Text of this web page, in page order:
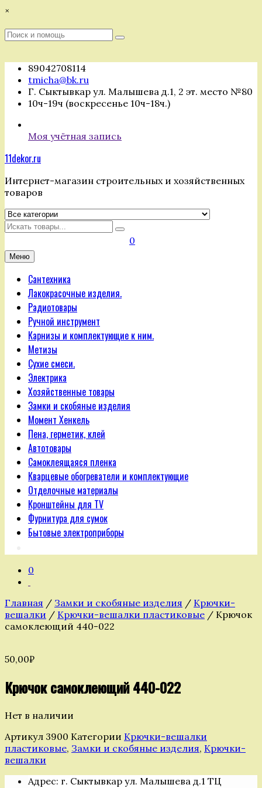
Перейти
содержимому
×
Поиск
Поиск
89042708114
tmicha@bk.ru
Г. Сыктывкар ул. Малышева д.1, 2 эт. место №80
10ч-19ч (воскресенье 10ч-18ч.)
Моя учётная запись
11dekor.ru
Интернет-магазин строительных и хозяйственных
товаров
Искать
0
Меню
Сантехника
Лакокрасочные изделия.
Радиотовары
Ручной инструмент
Карнизы и комплектующие к ним.
Метизы
Сухие смеси.
Электрика
Хозяйственные товары
Замки и скобяные изделия
Момент Хенкель
Пена, герметик, клей
Автотовары
Самоклеящаяся пленка
Кварцевые обогреватели и комплектующие
Отделочные материалы
Кронштейны для TV
Фурнитура для сумок
Бытовые электроприборы
0
Главная / Замки и скобяные изделия / Крючки-
вешалки / Крючки-вешалки пластиковые / Крючок
самоклеющий 440-022
50,00₽
Крючок самоклеющий 440-022
Нет в наличии
Артикул 3900 Категории Крючки-вешалки
пластиковые, Замки и скобяные изделия, Крючки-
вешалки
Адрес: г. Сыктывкар ул. Малышева д.1 ТЦ